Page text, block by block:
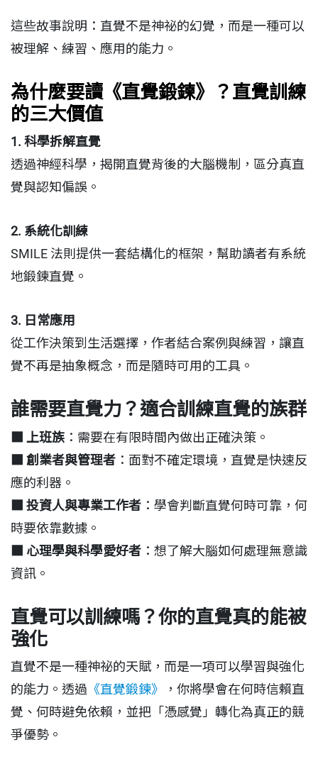
這些故事說明：直覺不是神祕的幻覺，而是一種可以
被理解、練習、應用的能力。
為什麼要讀《直覺鍛鍊》？直覺訓練
的三大價值
1. 科學拆解直覺
透過神經科學，揭開直覺背後的大腦機制，區分真直
覺與認知偏誤。
2. 系統化訓練
SMILE 法則提供一套結構化的框架，幫助讀者有系統
地鍛鍊直覺。
3. 日常應用
從工作決策到生活選擇，作者結合案例與練習，讓直
覺不再是抽象概念，而是隨時可用的工具。
誰需要直覺力？適合訓練直覺的族群
■ 上班族 ：需要在有限時間內做出正確決策。
■ 創業者與管理者 ：面對不確定環境，直覺是快速反
應的利器。
■ 投資人與專業工作者 ：學會判斷直覺何時可靠，何
時要依靠數據。
■ 心理學與科學愛好者 ：想了解大腦如何處理無意識
資訊。
直覺可以訓練嗎？你的直覺真的能被
強化
直覺不是一種神祕的天賦，而是一項可以學習與強化
的能力。透過 《直覺鍛鍊》
，你將學會在何時信賴直
覺、何時避免依賴，並把「憑感覺」轉化為真正的競
爭優勢。